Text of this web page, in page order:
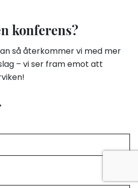
konferens?
så återkommer vi med mer
– vi ser fram emot att